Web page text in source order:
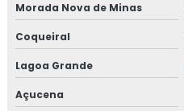
Morada Nova de Minas
Coqueiral
Lagoa Grande
Açucena